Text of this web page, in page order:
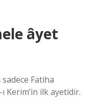
âyet
Fatiha
ı Kerim’in ilk ayetidir.